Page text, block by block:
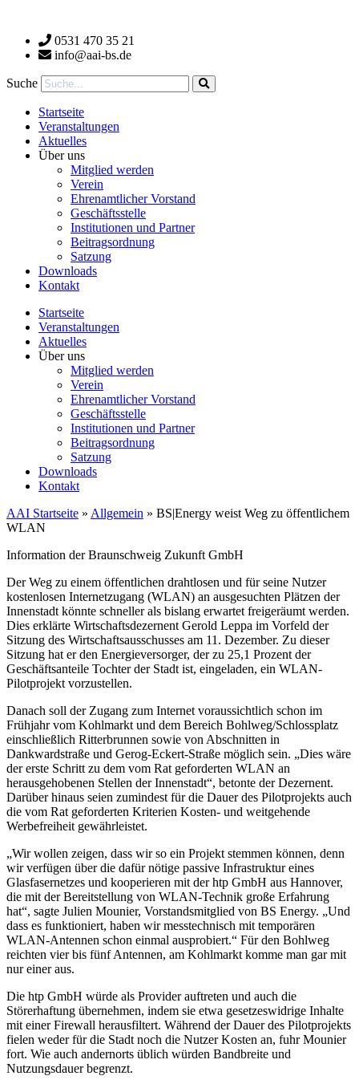
wechseln 0531 470 35 21
info@aai-bs.de
Suche
Startseite
Veranstaltungen
Aktuelles
Über uns
Mitglied werden
Verein
Ehrenamtlicher Vorstand
Geschäftsstelle
Institutionen und Partner
Beitragsordnung
Satzung
Downloads
Kontakt
Startseite
Veranstaltungen
Aktuelles
Über uns
Mitglied werden
Verein
Ehrenamtlicher Vorstand
Geschäftsstelle
Institutionen und Partner
Beitragsordnung
Satzung
Downloads
Kontakt
AAI Startseite » Allgemein » BS|Energy weist Weg zu öffentlichem
WLAN
Information der Braunschweig Zukunft GmbH
Der Weg zu einem öffentlichen drahtlosen und für seine Nutzer
kostenlosen Internetzugang (WLAN) an ausgesuchten Plätzen der
Innenstadt könnte schneller als bislang erwartet freigeräumt werden.
Dies erklärte Wirtschaftsdezernent Gerold Leppa im Vorfeld der
Sitzung des Wirtschaftsausschusses am 11. Dezember. Zu dieser
Sitzung hat er den Energieversorger, der zu 25,1 Prozent der
Geschäftsanteile Tochter der Stadt ist, eingeladen, ein WLAN-
Pilotprojekt vorzustellen.
Danach soll der Zugang zum Internet voraussichtlich schon im
Frühjahr vom Kohlmarkt und dem Bereich Bohlweg/Schlossplatz
einschließlich Ritterbrunnen sowie von Abschnitten in
Dankwardstraße und Gerog-Eckert-Straße möglich sein. „Dies wäre
der erste Schritt zu dem vom Rat geforderten WLAN an
herausgehobenen Stellen der Innenstadt“, betonte der Dezernent.
Darüber hinaus seien zumindest für die Dauer des Pilotprojekts auch
die vom Rat geforderten Kriterien Kosten- und weitgehende
Werbefreiheit gewährleistet.
„Wir wollen zeigen, dass wir so ein Projekt stemmen können, denn
wir verfügen über die dafür nötige passive Infrastruktur eines
Glasfasernetzes und kooperieren mit der htp GmbH aus Hannover,
die mit der Bereitstellung von WLAN-Technik große Erfahrung
hat“, sagte Julien Mounier, Vorstandsmitglied von BS Energy. „Und
dass es funktioniert, haben wir messtechnisch mit temporären
WLAN-Antennen schon einmal ausprobiert.“ Für den Bohlweg
reichten vier bis fünf Antennen, am Kohlmarkt komme man gar mit
nur einer aus.
Die htp GmbH würde als Provider auftreten und auch die
Störerhaftung übernehmen, indem sie etwa gesetzeswidrige Inhalte
mit einer Firewall herausfiltert. Während der Dauer des Pilotprojekts
fielen weder für die Stadt noch die Nutzer Kosten an, fuhr Mounier
fort. Wie auch andernorts üblich würden Bandbreite und
Nutzungsdauer begrenzt.